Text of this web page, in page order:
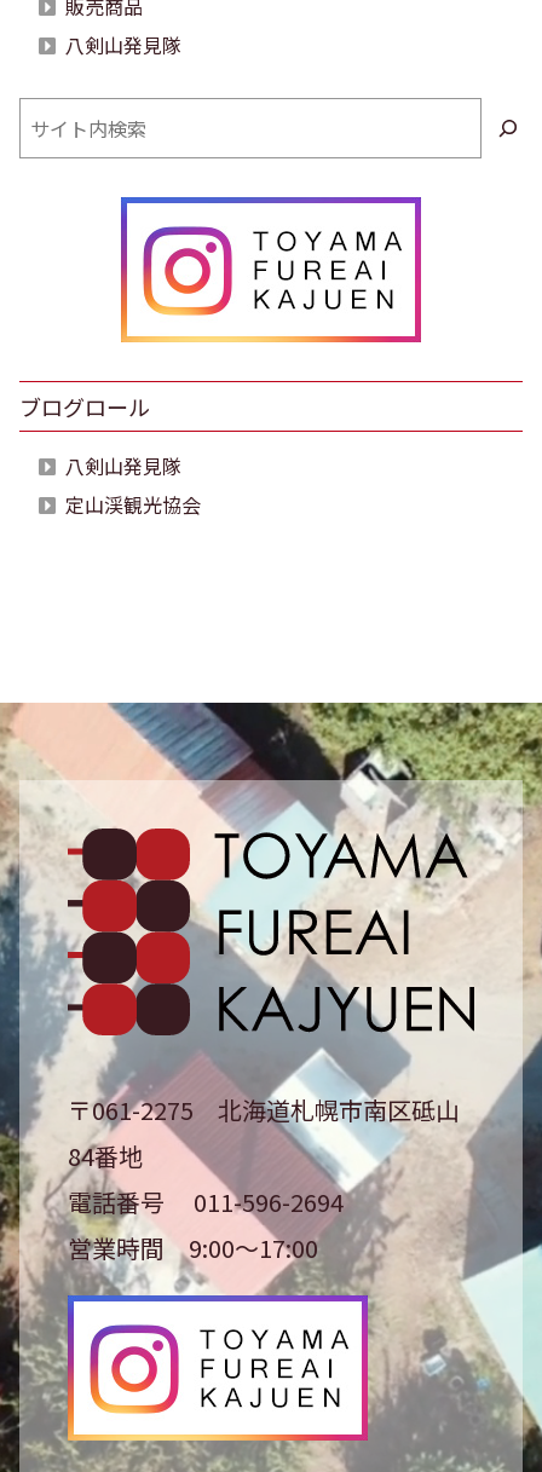
八剣山発見隊
検
索
ブログロール
八剣山発見隊
定山渓観光協会
砥山ふ
〒061-2275
北海道札幌市南区砥山
84番地
電話番号
011-596-2694
営業時間
9:00〜17:00